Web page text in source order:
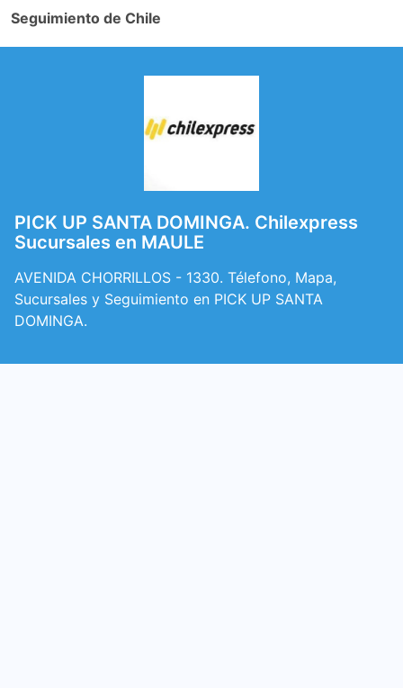
Seguimiento de Chile
PICK UP SANTA DOMINGA. Chilexpress
Sucursales en MAULE
AVENIDA CHORRILLOS - 1330. Télefono, Mapa,
Sucursales y Seguimiento en PICK UP SANTA
DOMINGA.